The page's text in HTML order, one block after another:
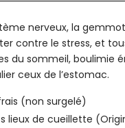
nerveux, la
contre le stress, et
du sommeil, boulimie
ceux de l’estomac.
(non surgelé)
lieux de cueillette